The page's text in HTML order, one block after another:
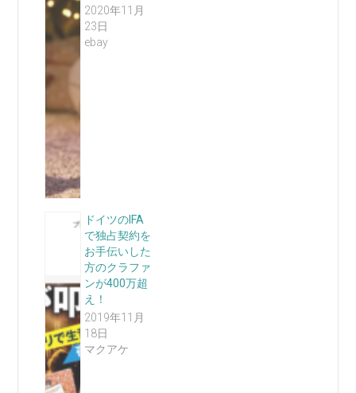
2020年11月
23日
ebay
ドイツのIFA
で独占契約を
お手伝いした
方のクラファ
ンが400万超
え！
2019年11月
18日
マクアケ